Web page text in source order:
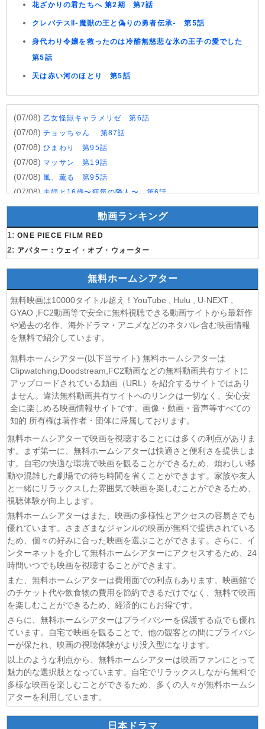
花ざかりの君たちへ 第2期 第7話
クレバテスⅡ-魔獣の王と偽りの勇者伝承- 第5話
身代わり令嬢を救ったのは冷酷無慈悲な氷の王子の愛でした
第5話
天は赤い河のほとり 第5話
(07/08)乙女怪獣キャラメリゼ 第6話
(07/08)チョッちゃん 第87話
(07/08)ひまわり 第95話
(07/08) マッサン 第19話
(07/08) 風、薫る 第95話
(07/08)夫婦と16歳〜狂気の隣人〜 第6話
(07/08)今から、親友やめようか。 第7話
未婚詐欺 私の知らない彼の顔 第4話
(07/08)ヤニねこ 第6話
(07/08)追放された転生重騎士はゲーム知識で無双する 第6話
一緒にごはんをたべるだけ 第6話
夫に不倫をお願いされました 第5話
(06/08)親愛なる夫へ〜完璧な妻の嘘〜 第6話
(06/08)落第賢者の学院無双〜二度目の転生、Sランクチート魔術
師冒険録〜 第7話
(06/08)メビウス・ダスト 第5話
(06/08) バンドリ！ ゆめ∞みた 第8話
(06/08)心配無用ノ介 天下御免 第4話
(06/08) ラストノート 第5話
(06/08)令和のダラさん 第6話
(06/08)文豪ストレイドッグス わん！2 第6話
(06/08)大空港〜GATE24〜 第3話
(06/08)盗掘王 第5話
(06/08)乙女ゲー世界はモブに厳しい世界です2 第5話
(06/08) チョッちゃん 第86話
(06/08) ひまわり 第94話
(06/08)マッサン 第18話
(06/08)風、薫る 第94話
(06/08)君は夏のなか 第6話
(06/08) いびってこない義母と義姉 第5話
(06/08)サンダー３ 第5話
動画ランキング
1: ONE PIECE FILM RED
2: アバター：ウェイ・オブ・ウォーター
無料ホームシアター
無料映画は10000タイトル超え！YouTube , Hulu , U-NEXT ,
GYAO ,FC2動画等で安全に無料視聴できる動画サイトから最新作
や過去の名作、海外ドラマ・アニメなどのネタバレ含む映画情報
を無料で紹介しています。
無料ホームシアター(以下当サイト) 無料ホームシアターは
Clipwatching,Doodstream,FC2動画などの無料動画共有サイトに
アップロードされている動画（URL）を紹介するサイトではあり
ません。違法無料動画共有サイトへのリンクは一切なく、安心安
全に楽しめる映画情報サイトです。画像・動画・音声等すべての
知的 所有権は著作者・団体に帰属しております。
無料ホームシアターで映画を視聴することには多くの利点がありま
す。まず第一に、無料ホームシアターは快適さと便利さを提供しま
す。自宅の快適な環境で映画を観ることができるため、煩わしい移
動や混雑した劇場での待ち時間を省くことができます。家族や友人
と一緒にリラックスした雰囲気で映画を楽しむことができるため、
視聴体験が向上します。
無料ホームシアターはまた、映画の多様性とアクセスの容易さでも
優れています。さまざまなジャンルの映画が無料で提供されている
ため、個々の好みに合った映画を選ぶことができます。さらに、イ
ンターネットを介して無料ホームシアターにアクセスするため、24
時間いつでも映画を視聴することができます。
また、無料ホームシアターは費用面での利点もあります。映画館で
のチケット代や飲食物の費用を節約できるだけでなく、無料で映画
を楽しむことができるため、経済的にもお得です。
さらに、無料ホームシアターはプライバシーを保護する点でも優れ
ています。自宅で映画を観ることで、他の観客との間にプライバシ
ーが保たれ、映画の視聴体験がより没入型になります。
以上のような利点から、無料ホームシアターは映画ファンにとって
魅力的な選択肢となっています。自宅でリラックスしながら無料で
多様な映画を楽しむことができるため、多くの人々が無料ホームシ
アターを利用しています。
日本ドラマ